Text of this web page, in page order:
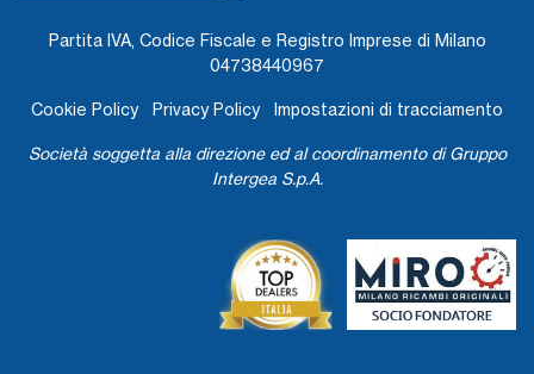
Partita IVA, Codice Fiscale e Registro Imprese di Milano
04738440967
Cookie Policy Privacy Policy Impostazioni di tracciamento
Società soggetta alla direzione ed al coordinamento di Gruppo
Intergea S.p.A.